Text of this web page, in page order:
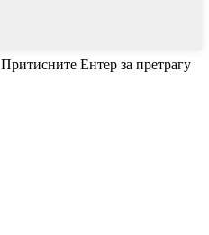
Притисните Ентер за претрагу